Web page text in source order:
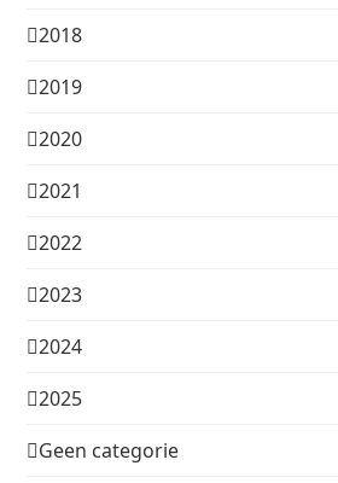
2018
2019
2020
2021
2022
2023
2024
2025
Geen categorie